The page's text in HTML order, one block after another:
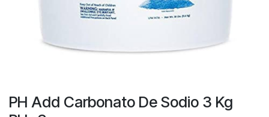
PH Add Carbonato De Sodio 3 Kg